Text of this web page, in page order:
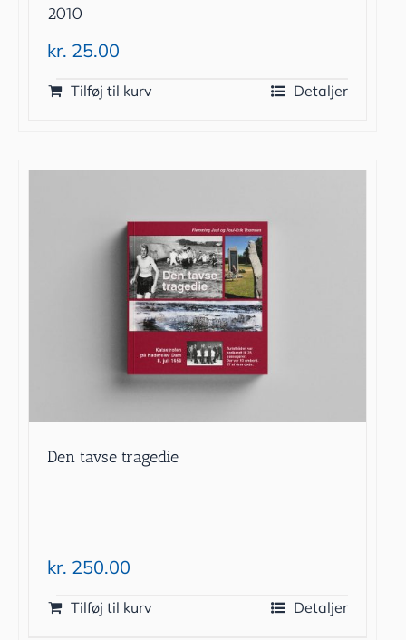
2010
kr. 25.00
Tilføj til kurv Detaljer
Den tavse tragedie
kr. 250.00
Tilføj til kurv Detaljer